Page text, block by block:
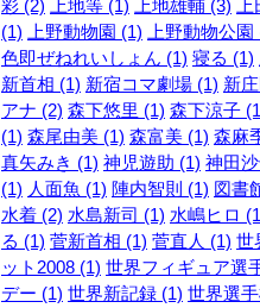
彩 (2) 上地等 (1) 上地雄輔 (3)
(1)
上野動物園 (1)
上野動物公園
色即ぜねれいしょん (1) 寝る (1)
新首相 (1) 新宿コマ劇場 (1) 新
アナ (2) 森下悠里 (1) 森下涼子
(1) 森尾由美 (1) 森富美 (1) 森麻
真矢みき (1) 神児遊助 (1) 神田
(1) 人面魚 (1) 陣内智則 (1) 図書
水着 (2) 水島新司 (1) 水嶋ヒロ
る (1) 菅新首相 (1) 菅直人 (1) 世
ット2008 (1) 世界フィギュア選
デー (1) 世界新記録 (1) 世界選